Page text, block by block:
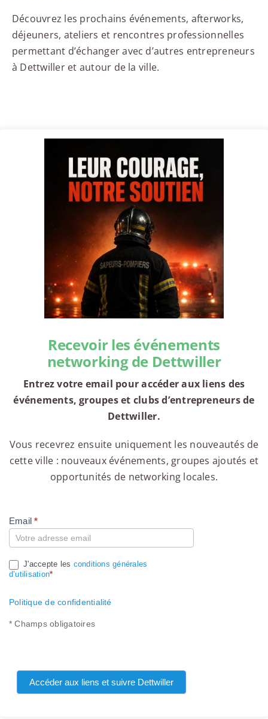
Découvrez les prochains événements, afterworks,
déjeuners, ateliers et rencontres professionnelles
permettant d’échanger avec d’autres entrepreneurs
à Dettwiller et autour de la ville.
Recevoir les événements
networking de Dettwiller
Entrez votre email pour accéder aux liens des
événements, groupes et clubs d’entrepreneurs de
Dettwiller.
Vous recevrez ensuite uniquement les nouveautés de
cette ville : nouveaux événements, groupes ajoutés et
opportunités de networking locales.
Compte
Email*
J'accepte les conditions générales
d’utilisation*
Politique de confidentialité
* Champs obligatoires
Accéder aux liens et suivre Dettwiller